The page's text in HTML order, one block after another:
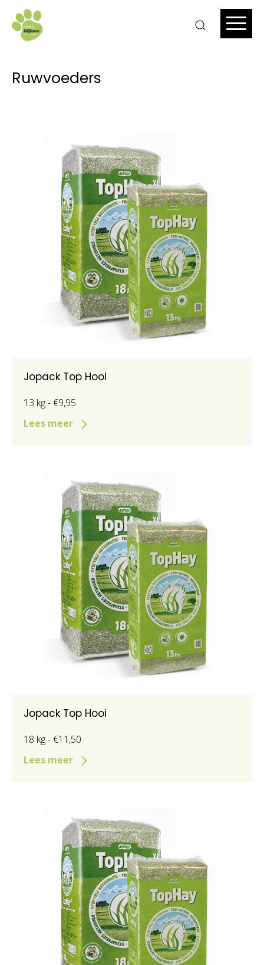
Ruwvoeders
Jopack Top Hooi
13 kg - €9,95
Lees meer
Jopack Top Hooi
18 kg - €11,50
Lees meer